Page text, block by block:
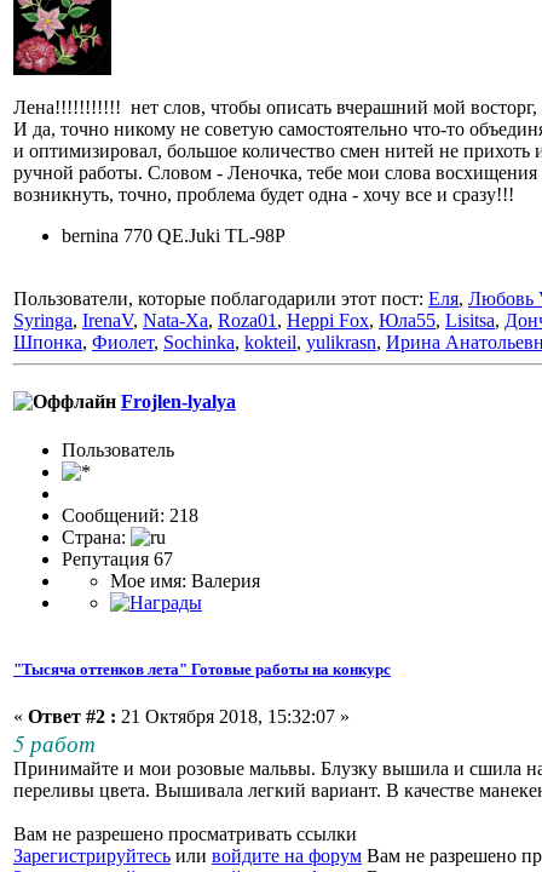
Лена!!!!!!!!!!! нет слов, чтобы описать вчерашний мой
И да, точно никому не советую самостоятельно что-то
и оптимизировал, большое количество смен нитей не
ручной работы. Словом - Леночка, тебе мои слова
возникнуть, точно, проблема будет одна - хочу все и сразу!!!
bernina 770 QE.Juki TL-98P
Пользователи, которые поблагодарили этот пост: Еля, Любовь
Syringa, IrenaV, Nata-Xa, Roza01 , Heppi Fox, Юла55, Lisitsa,
Шпонка, Фиолет, Sochinka, kokteil, yulikrasn, Ирина
Frojlen-lyalya
Пользовaтeль
Сообщений: 218
Страна:
Репутация 67
Мое имя: Валерия
"Тысяча оттенков лета" Готовые работы на конкурс
« Ответ #2 : 21 Октября 2018, 15:32:07 »
5 работ
Принимайте и мои розовые мальвы. Блузку вышила и сшила
переливы цвета. Вышивала легкий вариант. В качестве
Вам не разрешено просматривать ссылки
Зарегистрируйтесь или войдите на форум Вам не разрешено